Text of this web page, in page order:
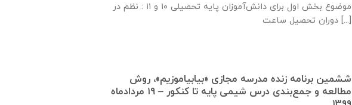
موضوع بخش اول برای دانش‌آموزان پایه تحصیلی ۱۰ و ۱۱ : نظم در
دوران تحصیل ساعت [...]
ششمین برنامه زنده مدرسه مجازی «بیابیاموزیم»، روش
مطالعه و جمع‌بندی درس شیمی پایه تا کنکور – ۱۹ مردادماه